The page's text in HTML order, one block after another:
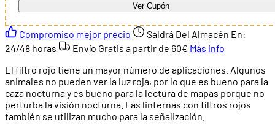
Ver Cupón
Compromiso mejor precio
Saldrá Del Almacén En:
24/48 horas
Envío Gratis a partir de 60€ Más info
El filtro rojo tiene un mayor número de aplicaciones. Algunos
animales no pueden ver la luz roja, por lo que es bueno para la
caza nocturna y es bueno para la lectura de mapas porque no
perturba la visión nocturna. Las linternas con filtros rojos
también se utilizan mucho para la señalización.